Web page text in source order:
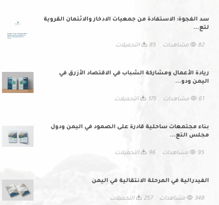
سد الفجوة: الاستفادة من جمعيات الادخار والائتمان القروية
لتع...
82 مشاهدات 85 التحميلات
ريادة الأعمال ومشاركة الشباب في الاقتصاد الأزرق في
اليمن ودو...
61 مشاهدات 175 التحميلات
بناء مجتمعات ساحلية قادرة على الصمود في اليمن ودول
مجلس التع...
95 مشاهدات 96 التحميلات
الفيدرالية في المرحلة الانتقالية في اليمن
348 مشاهدات 257 التحميلات